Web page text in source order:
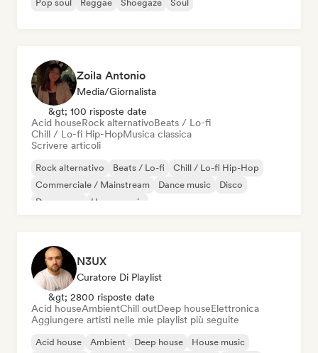
Pop soul
Reggae Shoegaze Soul
Zoila Antonio
Media/Giornalista
&gt; 100 risposte date
Acid houseRock alternativoBeats / Lo-fi
Chill / Lo-fi Hip-HopMusica classica
Scrivere articoli
Rock alternativo Beats / Lo-fi
Chill / Lo-fi Hip-Hop
Commerciale / Mainstream
Dance music
Disco
Dream pop
House music
N3UX
Curatore Di Playlist
&gt; 2800 risposte date
Acid houseAmbientChill outDeep houseElettronica
Aggiungere artisti nelle mie playlist più seguite
Acid house Ambient Deep house
House music